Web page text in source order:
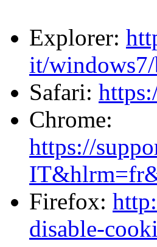
Explorer:
it/
Safari:
Chrome:
https://
Firefox:
disable-